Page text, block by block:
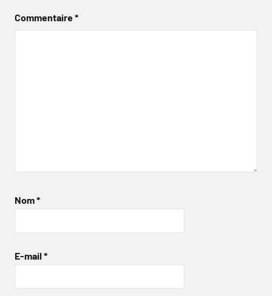
Commentaire*
Nom*
E-mail *